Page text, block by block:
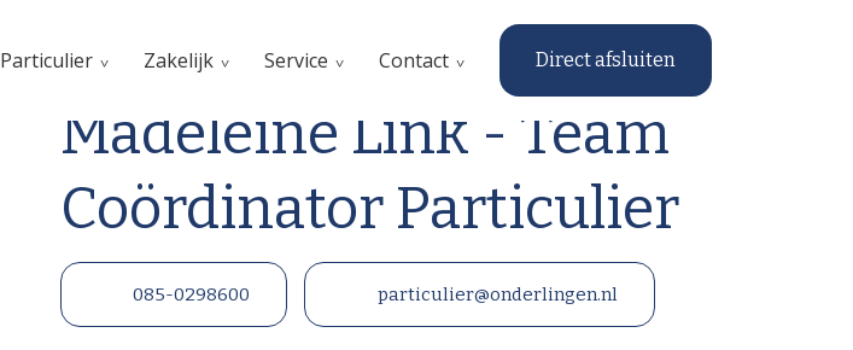
Particulier Zakelijk Service Contact Direct afsluiten
Madeleine Link - Team
Coördinator Particulier
085-0298600 particulier@onderlingen.nl